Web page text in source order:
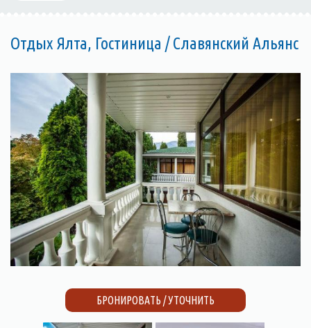
Отдых Ялта, Гостиница / Славянский Альянс
БРОНИРОВАТЬ / УТОЧНИТЬ